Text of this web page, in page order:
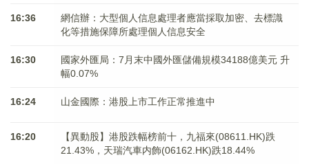
16:36
網信辦：大型個人信息處理者應當採取加密、去標識
化等措施保障所處理個人信息安全
16:30
國家外匯局：7月末中國外匯儲備規模34188億美元 升
幅0.07%
16:24 山金國際：港股上市工作正常推進中
16:20
【異動股】港股跌幅榜前十，九福來(08611.HK)跌
21.43%，天瑞汽車内飾(06162.HK)跌18.44%